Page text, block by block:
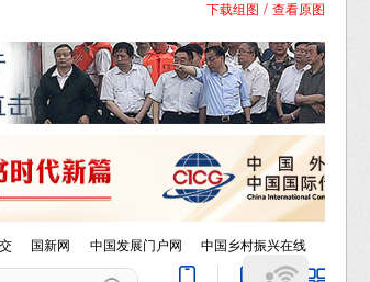
下载组图 / 查看原图